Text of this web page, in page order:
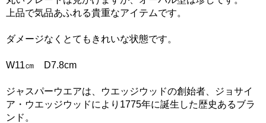
上品で気品あふれる貴重なアイテムです。
ダメージなくとてもきれいな状態です。
W11㎝ D7.8cm
ジャスパーウエアは、ウエッジウッドの創始者、ジョサイ
ア・ウエッジウッドにより1775年に誕生した歴史あるブラ
ンド。